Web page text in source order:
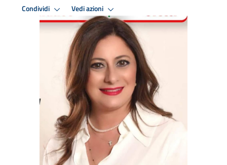
Condividi Vedi azioni